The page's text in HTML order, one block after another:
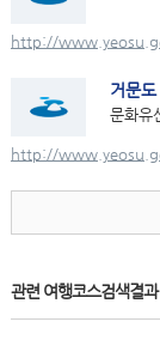
http://
거문도
문화유
http://
관련 여행코스검색결과